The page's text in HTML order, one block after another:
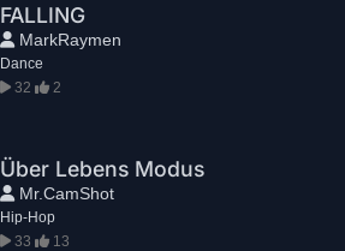
FALLING
MarkRaymen
Dance
32
2
Über Lebens Modus
Mr.CamShot
Hip-Hop
33
13